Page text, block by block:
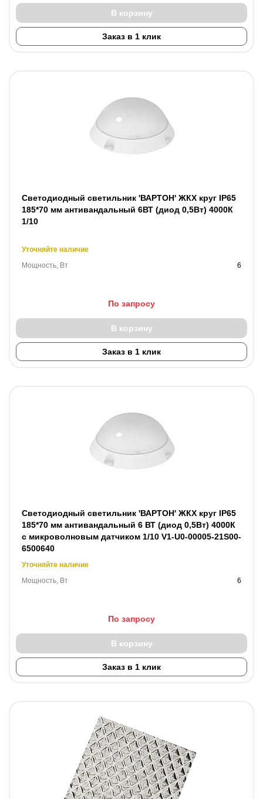
В корзину
Заказ в 1 клик
Светодиодный светильник 'ВАРТОН' ЖКХ круг IP65
185*70 мм антивандальный 6ВТ (диод 0,5Вт) 4000К
1/10
Уточняйте наличие
Мощность, Вт
6
По запросу
В корзину
Заказ в 1 клик
Светодиодный светильник 'ВАРТОН' ЖКХ круг IP65
185*70 мм антивандальный 6 ВТ (диод 0,5Вт) 4000К
с микроволновым датчиком 1/10 V1-U0-00005-21S00-
6500640
Уточняйте наличие
Мощность, Вт
6
По запросу
В корзину
Заказ в 1 клик